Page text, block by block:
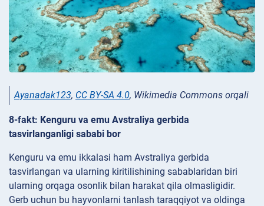
Ayanadak123, CC BY-SA 4.0, Wikimedia Commons orqali
8-fakt: Kenguru va emu Avstraliya gerbida
tasvirlanganligi sababi bor
Kenguru va emu ikkalasi ham Avstraliya gerbida
tasvirlangan va ularning kiritilishining sabablaridan biri
ularning orqaga osonlik bilan harakat qila olmasligidir.
Gerb uchun bu hayvonlarni tanlash taraqqiyot va oldinga